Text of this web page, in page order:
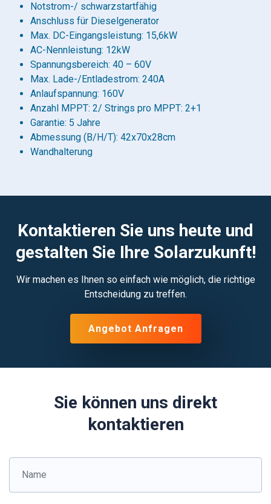
Notstrom-/ schwarzstartfähig
Anschluss für Dieselgenerator
Max. DC-Eingangsleistung: 15,6kW
AC-Nennleistung: 12kW
Spannungsbereich: 40 – 60V
Max. Lade-/Entladestrom: 240A
Anlaufspannung: 160V
Anzahl MPPT: 2/ Strings pro MPPT: 2+1
Garantie: 5 Jahre
Abmessung (B/H/T): 42x70x28cm
Wandhalterung
Kontaktieren Sie uns heute und
gestalten Sie Ihre Solarzukunft!
Wir machen es Ihnen so einfach wie möglich, die richtige
Entscheidung zu treffen.
Angebot Anfragen
Sie können uns direkt
kontaktieren